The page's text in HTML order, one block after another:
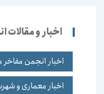
اخبار و مقالات
اخبار انجمن مفاخر
اخبار معماری و